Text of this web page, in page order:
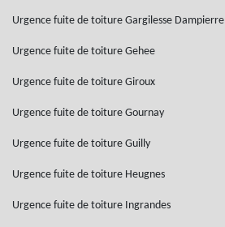
Urgence fuite de toiture Gargilesse Dampierre
Urgence fuite de toiture Gehee
Urgence fuite de toiture Giroux
Urgence fuite de toiture Gournay
Urgence fuite de toiture Guilly
Urgence fuite de toiture Heugnes
Urgence fuite de toiture Ingrandes